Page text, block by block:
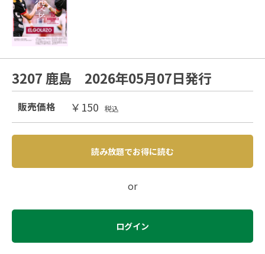
3207 鹿島 2026年05月07日発行
販売価格 ￥150 税込
読み放題でお得に読む
or
ログイン